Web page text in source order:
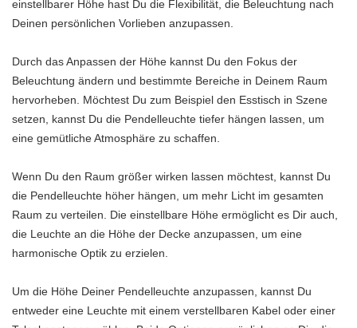
einstellbarer Höhe hast Du die Flexibilität, die Beleuchtung nach
Deinen persönlichen Vorlieben anzupassen.
Durch das Anpassen der Höhe kannst Du den Fokus der
Beleuchtung ändern und bestimmte Bereiche in Deinem Raum
hervorheben. Möchtest Du zum Beispiel den Esstisch in Szene
setzen, kannst Du die Pendelleuchte tiefer hängen lassen, um
eine gemütliche Atmosphäre zu schaffen.
Wenn Du den Raum größer wirken lassen möchtest, kannst Du
die Pendelleuchte höher hängen, um mehr Licht im gesamten
Raum zu verteilen. Die einstellbare Höhe ermöglicht es Dir auch,
die Leuchte an die Höhe der Decke anzupassen, um eine
harmonische Optik zu erzielen.
Um die Höhe Deiner Pendelleuchte anzupassen, kannst Du
entweder eine Leuchte mit einem verstellbaren Kabel oder einer